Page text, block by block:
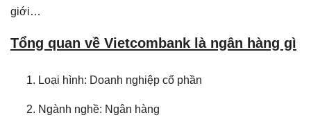
giới…
Tổng quan về Vietcombank là ngân hàng gì
Loại hình: Doanh nghiệp cổ phần
Ngành nghề: Ngân hàng